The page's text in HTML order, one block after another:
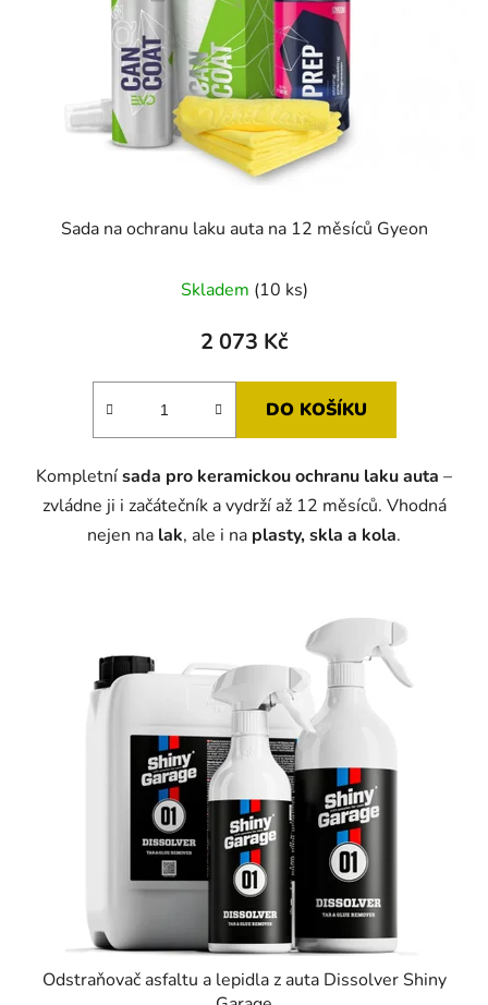
Sada na ochranu laku auta na 12 měsíců Gyeon
Skladem (10 ks)
2 073 Kč
DO KOŠÍKU
Kompletnísada pro keramickou ochranu laku auta –
zvládne ji i začátečník a vydrží až 12 měsíců. Vhodná
nejen na lak, ale i na plasty, skla a kola.
Odstraňovač asfaltu a lepidla z auta Dissolver Shiny